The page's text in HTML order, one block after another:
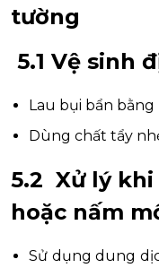
tường
5.1 Vệ sinh
Lau bụi bẩn
Dùng chất tẩy
5.2 Xử lý
hoặc nấm
Sử dụng dung